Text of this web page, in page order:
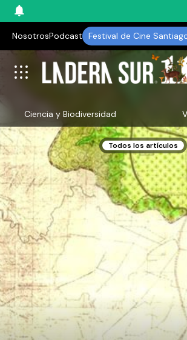
NosotrosPodcast Festival de Cine
Ciencia y Biodiversidad
Todos los artículos